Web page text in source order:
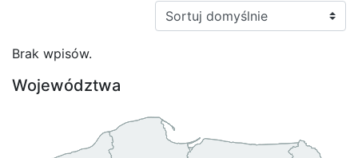
Sortuj:
Brak wpisów.
Województwa